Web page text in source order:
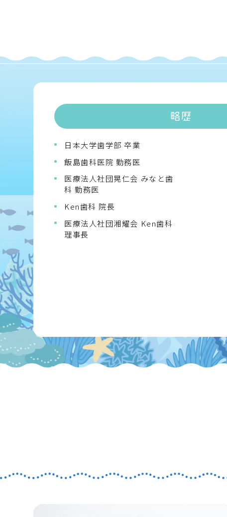
略歴
日本大学歯学部 卒業
飯島歯科医院 勤務医
医療法人社団晃仁会 みなと歯
科 勤務医
Ken歯科 院長
医療法人社団湘耀会 Ken歯科
理事長